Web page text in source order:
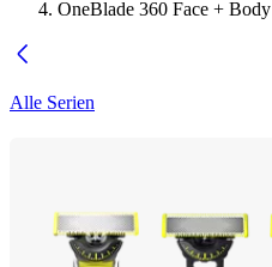
OneBlade 360 Face + Body
Alle Serien